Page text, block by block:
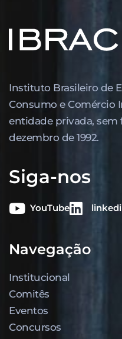
Instituto Brasileiro de
Consumo e Comércio
entidade privada, sem
dezembro de 1992.
Siga-nos
YouTube
Navegação
Institucional
Comitês
Eventos
Concursos